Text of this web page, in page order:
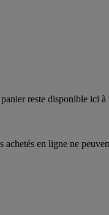
reste disponible ici à
en ligne ne